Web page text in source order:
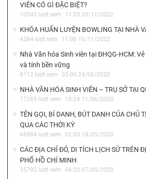
VIÊN CÓ GÌ ĐẶC BIỆT?
10545 lượt xem 11:05 20/11/2022
KHÓA HUẤN LUYỆN BOWLING TẠI NHÀ
4284 lượt xem 11:06 16/11/2022
Nhà Văn hóa Sinh viên tại ĐHQG-HCM:
và tính bền vững
8112 lượt xem 05:00 24/06/2020
NHÀ VĂN HÓA SINH VIÊN – TRỤ SỞ TẠI
17265 lượt xem 10:24 11/06/2020
TÊN GỌI, BÍ DANH, BÚT DANH CỦA CHỦ
QUA CÁC THỜI KỲ
66984 lượt xem 02:05 18/05/2020
CÁC ĐỊA CHỈ ĐỎ, DI TÍCH LỊCH SỬ TRÊN
PHỐ HỒ CHÍ MINH
35792 lượt xem 04:20 07/05/2020